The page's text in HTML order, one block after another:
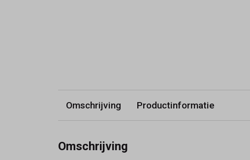
Omschrijving Productinformatie
Omschrijving